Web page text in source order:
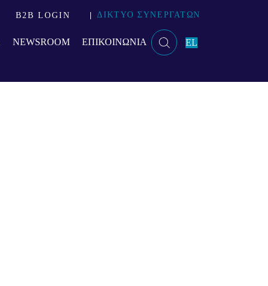
B2B LOGIN ΔΙΚΤΥΟ ΣΥΝΕΡΓΑΤΩΝ
NEWSROOM ΕΠΙΚΟΙΝΩΝΙΑ EL